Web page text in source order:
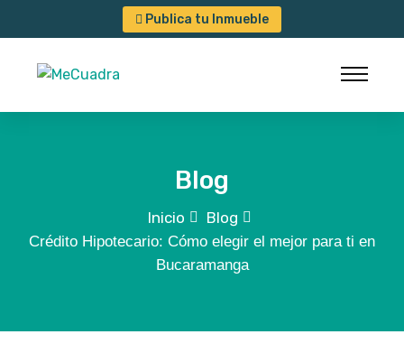
Publica tu Inmueble
Blog
Inicio Blog
Crédito Hipotecario: Cómo elegir el mejor para ti en
Bucaramanga